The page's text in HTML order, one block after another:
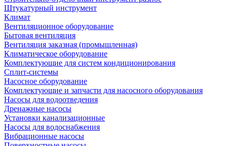
Штукатурный инструмент
Климат
Вентиляционное оборудование
Бытовая вентиляция
Вентиляция заказная (промышленная)
Климатическое оборудование
Комплектующие для систем кондиционирования
Сплит-системы
Насосное оборудование
Комплектующие и запчасти для насосного оборудования
Насосы для водоотведения
Дренажные насосы
Установки канализационные
Насосы для водоснабжения
Вибрационные насосы